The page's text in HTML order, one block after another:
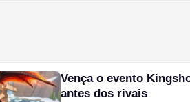
Vença o evento
antes dos rivais